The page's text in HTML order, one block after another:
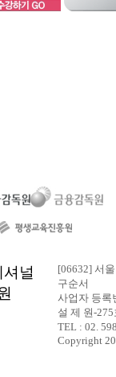
널
[06632] 서
구순서
사업자 등록
설 제 원-275
TEL : 02.
Copyright